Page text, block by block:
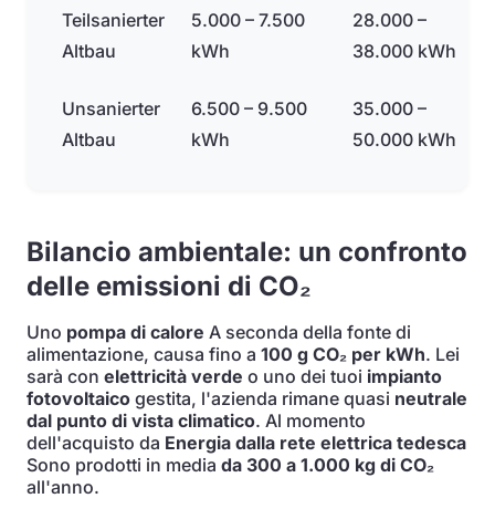
Teilsanierter
Altbau
5.000 – 7.500
kWh
28.000 –
38.000 kWh
Unsanierter
Altbau
6.500 – 9.500
kWh
35.000 –
50.000 kWh
Bilancio ambientale: un confronto
delle emissioni di CO₂
Uno pompa di calore A seconda della fonte di
alimentazione, causa fino a 100 g CO₂ per kWh. Lei
sarà con elettricità verde o uno dei tuoi impianto
fotovoltaico gestita, l'azienda rimane quasi neutrale
dal punto di vista climatico. Al momento
dell'acquisto da Energia dalla rete elettrica tedesca
Sono prodotti in media da 300 a 1.000 kg di CO₂
all'anno.